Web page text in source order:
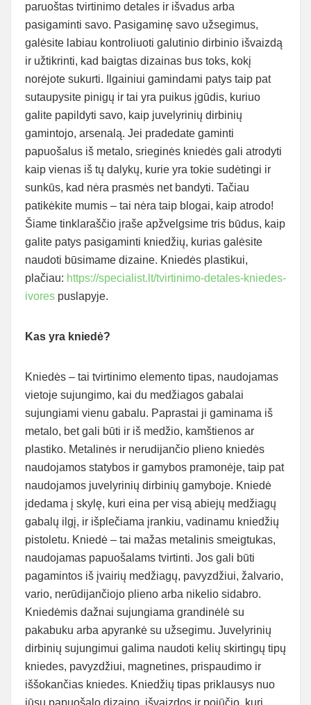
paruoštas tvirtinimo detales ir išvadus arba
pasigaminti savo. Pasigaminę savo užsegimus,
galėsite labiau kontroliuoti galutinio dirbinio išvaizdą
ir užtikrinti, kad baigtas dizainas bus toks, kokį
norėjote sukurti. Ilgainiui gamindami patys taip pat
sutaupysite pinigų ir tai yra puikus įgūdis, kuriuo
galite papildyti savo, kaip juvelyrinių dirbinių
gamintojo, arsenalą. Jei pradedate gaminti
papuošalus iš metalo, srieginės kniedės gali atrodyti
kaip vienas iš tų dalykų, kurie yra tokie sudėtingi ir
sunkūs, kad nėra prasmės net bandyti. Tačiau
patikėkite mumis – tai nėra taip blogai, kaip atrodo!
Šiame tinklaraščio įraše apžvelgsime tris būdus, kaip
galite patys pasigaminti kniedžių, kurias galėsite
naudoti būsimame dizaine. Kniedės plastikui,
plačiau: https://specialist.lt/tvirtinimo-detales-kniedes-
ivores puslapyje.
Kas yra kniedė?
Kniedės – tai tvirtinimo elemento tipas, naudojamas
vietoje sujungimo, kai du medžiagos gabalai
sujungiami vienu gabalu. Paprastai ji gaminama iš
metalo, bet gali būti ir iš medžio, kamštienos ar
plastiko. Metalinės ir nerudijančio plieno kniedės
naudojamos statybos ir gamybos pramonėje, taip pat
naudojamos juvelyrinių dirbinių gamyboje. Kniedė
įdedama į skylę, kuri eina per visą abiejų medžiagų
gabalų ilgį, ir išplečiama įrankiu, vadinamu kniedžių
pistoletu. Kniedė – tai mažas metalinis smeigtukas,
naudojamas papuošalams tvirtinti. Jos gali būti
pagamintos iš įvairių medžiagų, pavyzdžiui, žalvario,
vario, nerūdijančiojo plieno arba nikelio sidabro.
Kniedėmis dažnai sujungiama grandinėlė su
pakabuku arba apyrankė su užsegimu. Juvelyrinių
dirbinių sujungimui galima naudoti kelių skirtingų tipų
kniedes, pavyzdžiui, magnetines, prispaudimo ir
iššokančias kniedes. Kniedžių tipas priklausys nuo
jūsų papuošalo dizaino, išvaizdos ir pojūčio, kurį